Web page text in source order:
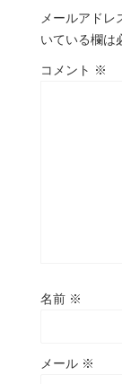
メールアドレ
いている欄は
コメント ※
名前 ※
メール ※